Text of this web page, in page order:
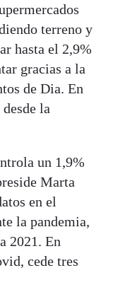
terreno y
hasta el 2,9%
gracias a la
de Dia. En
la
un 1,9%
Marta
en el
la pandemia,
2021. En
cede tres